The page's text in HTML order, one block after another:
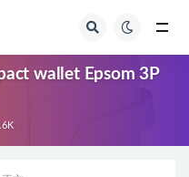
wallet Epsom 3P